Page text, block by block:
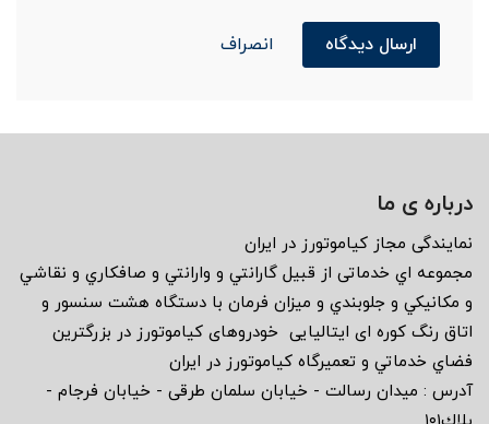
ارسال دیدگاه انصراف
درباره ی ما
نمايندگى مجاز كياموتورز در ايران
مجموعه اي خدماتى از قبيل گارانتي و وارانتي و صافكاري و نقاشي
و مكانيكي و جلوبندي و ميزان فرمان با دستگاه هشت سنسور و
اتاق رنگ كوره اى ايتاليايى خودروهاى كياموتورز در بزرگترين
فضاي خدماتي و تعميرگاه كياموتورز در ايران
آدرس : ميدان رسالت - خيابان سلمان طرقى - خيابان فرجام -